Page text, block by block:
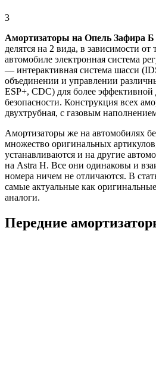
3
Амортизаторы на Опель Зафира Б
делятся на 2 вида, в зависимости от
автомобиле электронная система
— интерактивная система шасси
объединении и управлении
ESP+, CDC) для более
безопасности. Конструкция всех
двухтрубная, с газовым
Амортизаторы же на автомобилях
множество оригинальных
устанавливаются и на другие
на Astra H. Все они одинаковы и
номера ничем не отличаются. В
самые актуальные как
аналоги.
Передние